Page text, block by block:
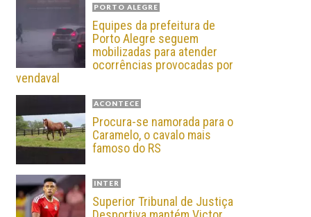
PORTO ALEGRE
Equipes da prefeitura de
Porto Alegre seguem
mobilizadas para atender
ocorrências provocadas por
vendaval
ACONTECE
Procura-se namorada para o
Caramelo, o cavalo mais
famoso do RS
INTER
Superior Tribunal de Justiça